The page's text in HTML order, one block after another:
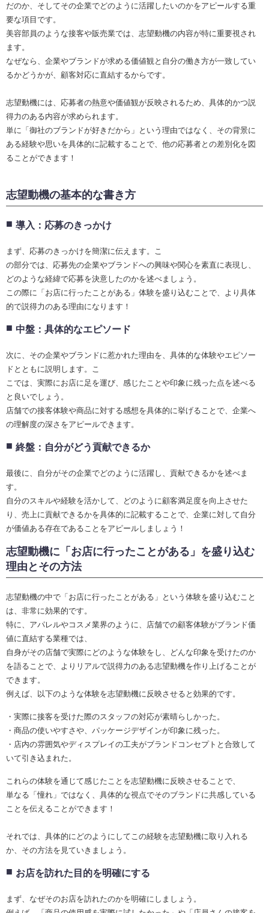
だのか、そしてその企業でどのように活躍したいのかをアピールする重
要な項目です。
美容部員のような接客や販売業では、志望動機の内容が特に重要視され
ます。
なぜなら、企業やブランドが求める価値観と自分の働き方が一致してい
るかどうかが、顧客対応に直結するからです。
志望動機には、応募者の熱意や価値観が反映されるため、具体的かつ説
得力のある内容が求められます。
単に「御社のブランドが好きだから」という理由ではなく、その背景に
ある経験や思いを具体的に記載することで、他の応募者との差別化を図
ることができます！
志望動機の基本的な書き方
導入：応募のきっかけ
まず、応募のきっかけを簡潔に伝えます。こ
の部分では、応募先の企業やブランドへの興味や関心を素直に表現し、
どのような経緯で応募を決意したのかを述べましょう。
この際に「お店に行ったことがある」体験を盛り込むことで、より具体
的で説得力のある理由になります！
中盤：具体的なエピソード
次に、その企業やブランドに惹かれた理由を、具体的な体験やエピソー
ドとともに説明します。こ
こでは、実際にお店に足を運び、感じたことや印象に残った点を述べる
と良いでしょう。
店舗での接客体験や商品に対する感想を具体的に挙げることで、企業へ
の理解度の深さをアピールできます。
終盤：自分がどう貢献できるか
最後に、自分がその企業でどのように活躍し、貢献できるかを述べま
す。
自分のスキルや経験を活かして、どのように顧客満足度を向上させた
り、売上に貢献できるかを具体的に記載することで、企業に対して自分
が価値ある存在であることをアピールしましょう！
志望動機に「お店に行ったことがある」を盛り込む
理由とその方法
志望動機の中で「お店に行ったことがある」という体験を盛り込むこと
は、非常に効果的です。
特に、アパレルやコスメ業界のように、店舗での顧客体験がブランド価
値に直結する業種では、
自身がその店舗で実際にどのような体験をし、どんな印象を受けたのか
を語ることで、よりリアルで説得力のある志望動機を作り上げることが
できます。
例えば、以下のような体験を志望動機に反映させると効果的です。
・実際に接客を受けた際のスタッフの対応が素晴らしかった。
・商品の使いやすさや、パッケージデザインが印象に残った。
・店内の雰囲気やディスプレイの工夫がブランドコンセプトと合致して
いて引き込まれた。
これらの体験を通じて感じたことを志望動機に反映させることで、
単なる「憧れ」ではなく、具体的な視点でそのブランドに共感している
ことを伝えることができます！
それでは、具体的にどのようにしてこの経験を志望動機に取り入れる
か、その方法を見ていきましょう。
お店を訪れた目的を明確にする
まず、なぜそのお店を訪れたのかを明確にしましょう。